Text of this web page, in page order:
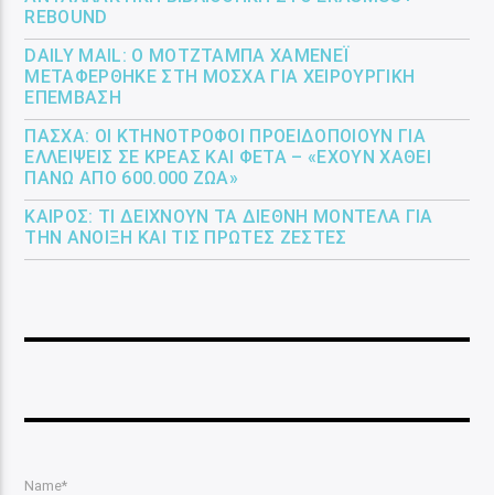
REBOUND
DAILY MAIL: Ο ΜΟΤΖΤΆΜΠΑ ΧΑΜΕΝΕΪ́
ΜΕΤΑΦΈΡΘΗΚΕ ΣΤΗ ΜΌΣΧΑ ΓΙΑ ΧΕΙΡΟΥΡΓΙΚΉ
ΕΠΈΜΒΑΣΗ
ΠΆΣΧΑ: ΟΙ ΚΤΗΝΟΤΡΌΦΟΙ ΠΡΟΕΙΔΟΠΟΙΟΎΝ ΓΙΑ
ΕΛΛΕΊΨΕΙΣ ΣΕ ΚΡΈΑΣ ΚΑΙ ΦΈΤΑ – «ΈΧΟΥΝ ΧΑΘΕΊ
ΠΆΝΩ ΑΠΌ 600.000 ΖΏΑ»
ΚΑΙΡΌΣ: ΤΙ ΔΕΊΧΝΟΥΝ ΤΑ ΔΙΕΘΝΉ ΜΟΝΤΈΛΑ ΓΙΑ
ΤΗΝ ΆΝΟΙΞΗ ΚΑΙ ΤΙΣ ΠΡΏΤΕΣ ΖΈΣΤΕΣ
Name*